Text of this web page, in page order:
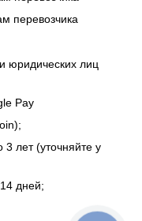
перевозчика
юридических лиц
Pay
3 лет (уточняйте у
дней;